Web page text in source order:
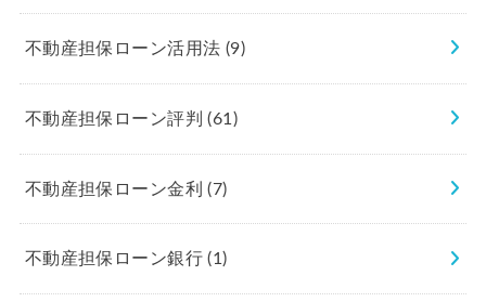
不動産担保ローン活用法 (9)
不動産担保ローン評判(61)
不動産担保ローン金利(7)
不動産担保ローン銀行(1)